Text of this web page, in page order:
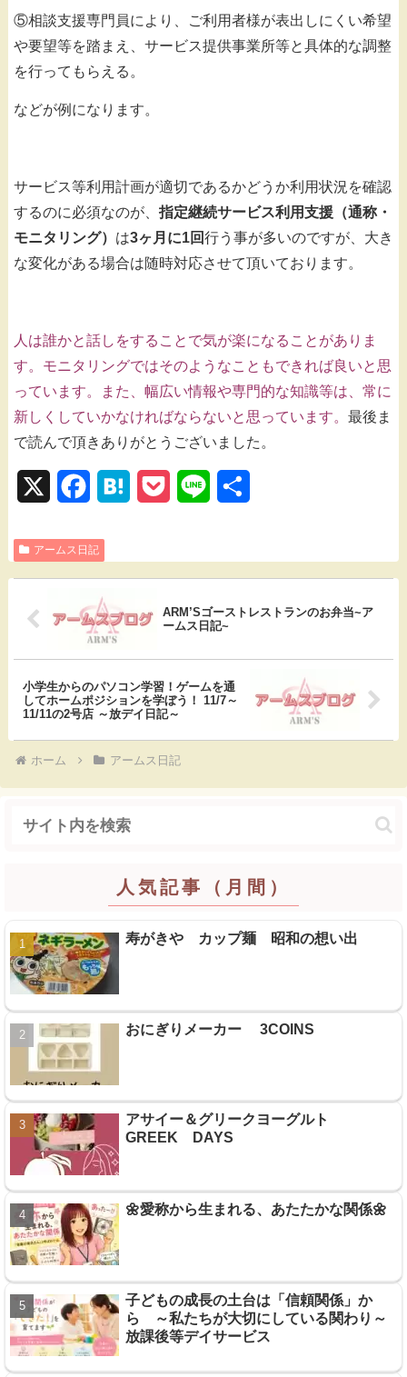
⑤相談支援専門員により、ご利用者様が表出しにくい希望
や要望等を踏まえ、サービス提供事業所等と具体的な調整
を行ってもらえる。
などが例になります。
サービス等利用計画が適切であるかどうか利用状況を確認
するのに必須なのが、 指定継続サービス利用支援（通称・
モニタリング） は3ヶ月に1回行う事が多いのですが、大き
な変化がある場合は随時対応させて頂いております。
人は誰かと話しをすることで気が楽になることがありま
す。モニタリングではそのようなこともできれば良いと思
っています。また、幅広い情報や専門的な知識等は、常に
新しくしていかなければならないと思っています。 最後ま
で読んで頂きありがとうございました。
c
e
b
o
k
e
n
k
e
e
アームス日記
ARM’Sゴーストレストランのお弁当~ア
ームス日記~
小学生からのパソコン学習！ゲームを通
してホームポジションを学ぼう！ 11/7～
11/11の2号店 ～放デイ日記～
ホーム アームス日記
人気記事（月間）
寿がきや カップ麺 昭和の想い出
おにぎりメーカー 3COINS
アサイー＆グリークヨーグルト
GREEK DAYS
🌼愛称から生まれる、あたたかな関係🌼
子どもの成長の土台は「信頼関係」か
ら ～私たちが大切にしている関わり～
放課後等デイサービス